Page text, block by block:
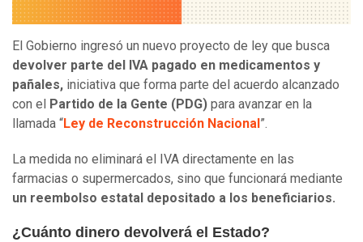
El Gobierno ingresó un nuevo proyecto de ley que busca
devolver parte del IVA pagado en medicamentos y
pañales, iniciativa que forma parte del acuerdo alcanzado
con el
Partido de la Gente (PDG) para avanzar en la
llamada “Ley de Reconstrucción Nacional ”.
La medida no eliminará el IVA directamente en las
farmacias o supermercados, sino que funcionará mediante
un reembolso estatal depositado a los beneficiarios.
¿Cuánto dinero devolverá el Estado?